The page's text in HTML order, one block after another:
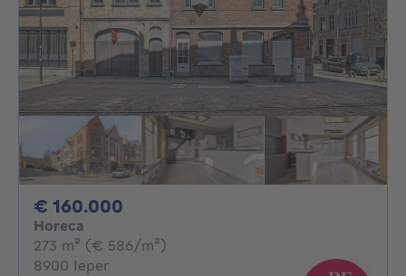
€ 160.000
Horeca
273 m² vierkante meters
(€ 586/m²)
8900 Ieper